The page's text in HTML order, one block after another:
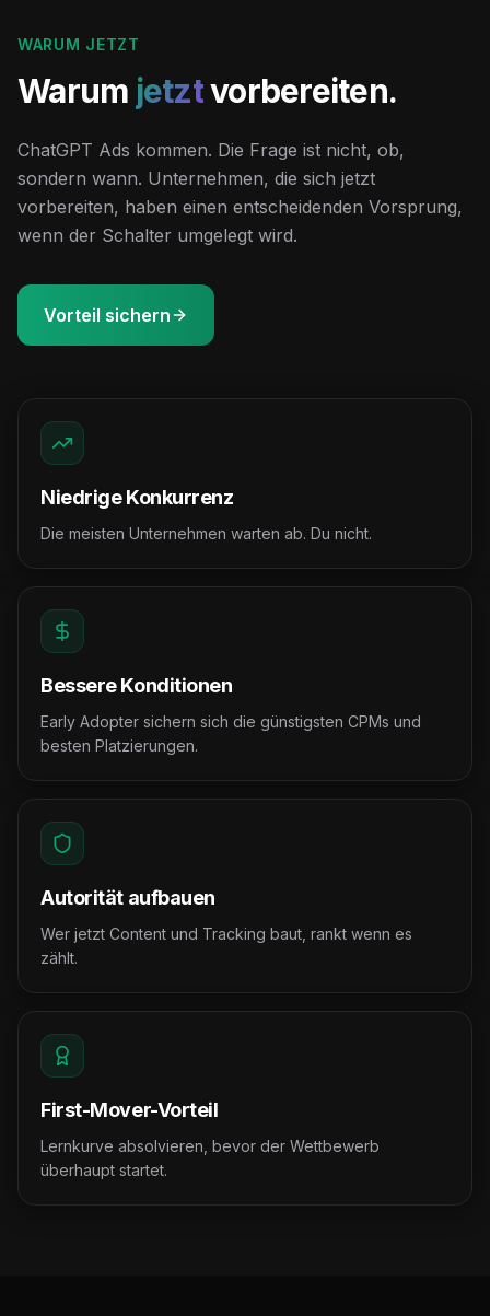
WARUM JETZT
Warum jetztvorbereiten.
ChatGPT Ads kommen. Die Frage ist nicht, ob,
sondern wann. Unternehmen, die sich jetzt
vorbereiten, haben einen entscheidenden Vorsprung,
wenn der Schalter umgelegt wird.
Vorteil sichern
Niedrige Konkurrenz
Die meisten Unternehmen warten ab. Du nicht.
Bessere Konditionen
Early Adopter sichern sich die günstigsten CPMs und
besten Platzierungen.
Autorität aufbauen
Wer jetzt Content und Tracking baut, rankt wenn es
zählt.
First-Mover-Vorteil
Lernkurve absolvieren, bevor der Wettbewerb
überhaupt startet.